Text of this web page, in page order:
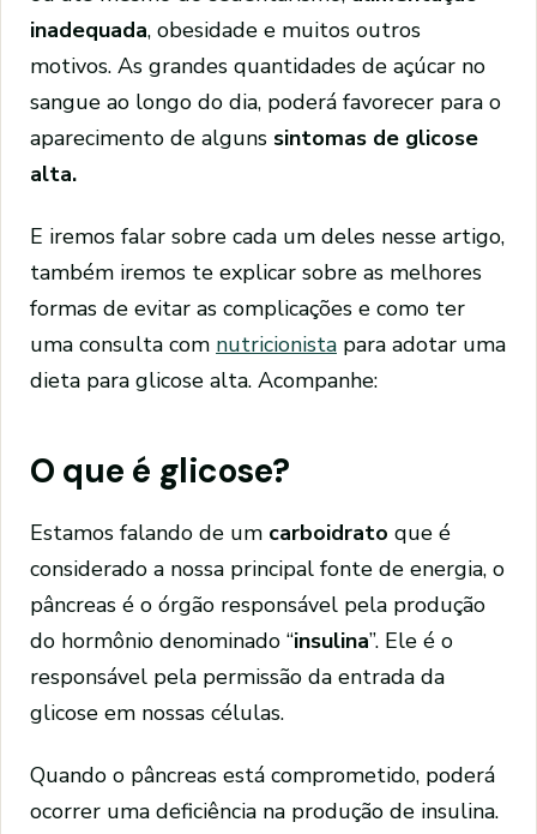
inadequada, obesidade e muitos outros
motivos. As grandes quantidades de açúcar no
sangue ao longo do dia, poderá favorecer para o
aparecimento de alguns sintomas de glicose
alta.
E iremos falar sobre cada um deles nesse artigo,
também iremos te explicar sobre as melhores
formas de evitar as complicações e como ter
uma consulta com nutricionista para adotar uma
dieta para glicose alta. Acompanhe:
O que é glicose?
Estamos falando de um carboidrato que é
considerado a nossa principal fonte de energia, o
pâncreas é o órgão responsável pela produção
do hormônio denominado “insulina”. Ele é o
responsável pela permissão da entrada da
glicose em nossas células.
Quando o pâncreas está comprometido, poderá
ocorrer uma deficiência na produção de insulina.